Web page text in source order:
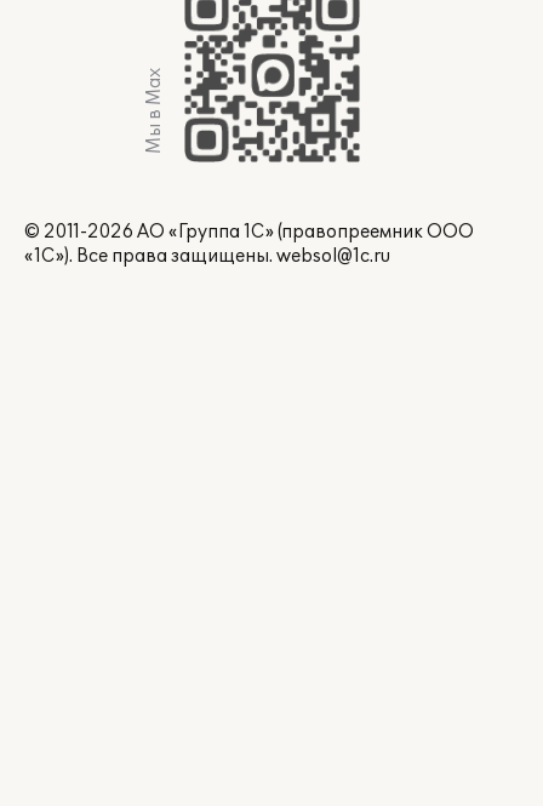
Мы в Max
© 2011-2026 АО «Группа 1С» (правопреемник ООО
«1С»). Все права защищены. websol@1c.ru